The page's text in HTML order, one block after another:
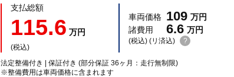
支払総額
115.6 万円
(税込)
車両価格 109 万円
諸費用
6.6 万円
(税込) (リ済込) ?
法定整備付き | 保証付き (部分保証 36ヶ月：走行無制限)
※整備費用は車両価格に含まれます